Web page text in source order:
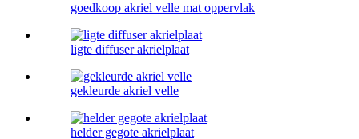
goedkoop akriel velle mat oppervlak
ligte diffuser akrielplaat
gekleurde akriel velle
helder gegote akrielplaat